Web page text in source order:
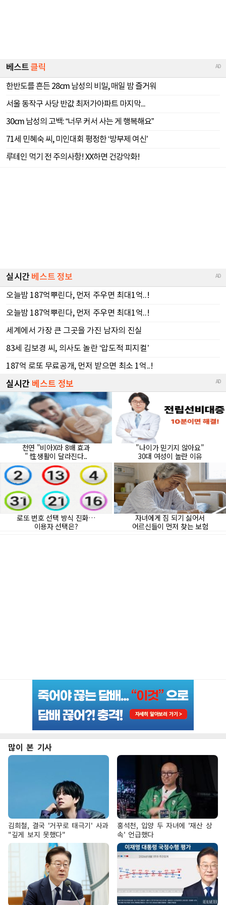
많이 본 기사
김희철, 결국 '거꾸로 태극기' 사과
"깊게 보지 못했다"
홍석천, 입양 두 자녀에 '재산 상
속' 언급했다